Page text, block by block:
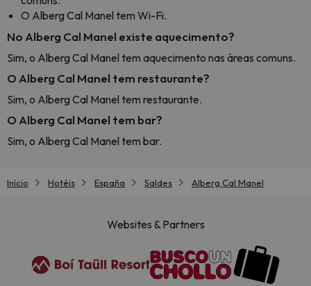
O Alberg Cal Manel tem Wi-Fi.
No Alberg Cal Manel existe aquecimento?
Sim, o Alberg Cal Manel tem aquecimento nas áreas comuns.
O Alberg Cal Manel tem restaurante?
Sim, o Alberg Cal Manel tem restaurante.
O Alberg Cal Manel tem bar?
Sim, o Alberg Cal Manel tem bar.
Início Hotéis España Saldes Alberg Cal Manel
Websites & Partners